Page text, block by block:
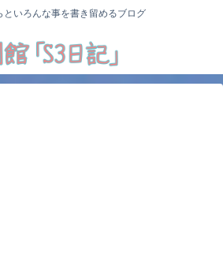
といろんな事を書き留めるブログ